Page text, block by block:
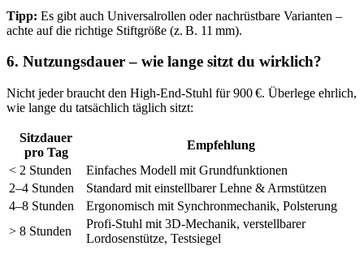
Tipp: Es gibt auch Universalrollen oder nachrüstbare Varianten –
achte auf die richtige Stiftgröße (z. B. 11 mm).
6. Nutzungsdauer – wie lange sitzt du wirklich?
Nicht jeder braucht den High-End-Stuhl für 900 €. Überlege ehrlich,
wie lange du tatsächlich täglich sitzt:
Sitzdauer
pro Tag
Empfehlung
< 2 Stunden
Einfaches Modell mit Grundfunktionen
2–4 Stunden
Standard mit einstellbarer Lehne & Armstützen
4–8 Stunden
Ergonomisch mit Synchronmechanik, Polsterung
> 8 Stunden
Profi-Stuhl mit 3D-Mechanik, verstellbarer
Lordosenstütze, Testsiegel